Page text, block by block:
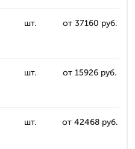
шт. от 37160 руб.
шт. от 15926 руб.
шт. от 42468 руб.